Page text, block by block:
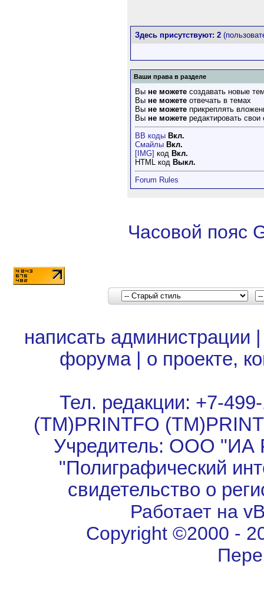
Здесь присутствуют: 2
Ваши права в разделе
Вы не можете создавать новые
Вы не можете отвечать в темах
Вы не можете прикреплять
Вы не можете редактировать
BB коды Вкл.
Смайлы Вкл.
[IMG] код Вкл.
HTML код Выкл.
Forum Rules
Часовой пояс
написать администрации
форума| о проекте,
Тел. редакции: +7-
(TM)PRINTFO
Учредитель: ООО "ИА
"Полиграфический
свидетельство о
Работает на
Copyright ©2000 -